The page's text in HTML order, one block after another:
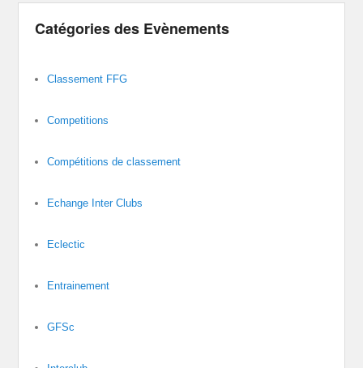
Catégories des Evènements
Classement FFG
Competitions
Compétitions de classement
Echange Inter Clubs
Eclectic
Entrainement
GFSc